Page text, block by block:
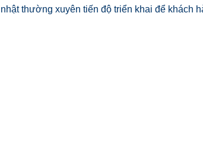
nhật thường xuyên tiến độ triển khai để khách